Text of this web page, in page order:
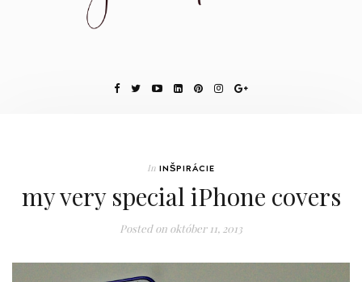
In INŠPIRÁCIE
my very special iPhone covers
Posted on október 11, 2013